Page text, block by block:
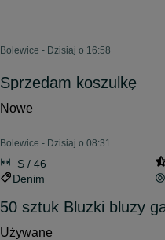
Bolewice - Dzisiaj o 16:58
Sprzedam koszulkę
Nowe
Bolewice - Dzisiaj o 08:31
S / 46
Denim
50 sztuk Bluzki bluzy
Używane